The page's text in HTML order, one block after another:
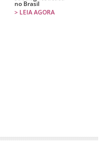
no Brasil
> LEIA AGORA